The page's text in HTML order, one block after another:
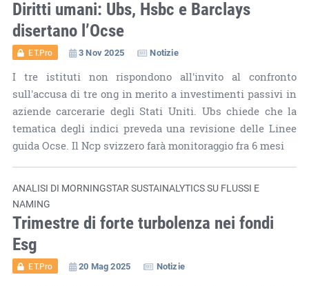
Diritti umani: Ubs, Hsbc e Barclays
disertano l’Ocse
ET.Pro 3 Nov 2025 Notizie
I tre istituti non rispondono all'invito al confronto
sull'accusa di tre ong in merito a investimenti passivi in
aziende carcerarie degli Stati Uniti. Ubs chiede che la
tematica degli indici preveda una revisione delle Linee
guida Ocse. Il Ncp svizzero farà monitoraggio fra 6 mesi
ANALISI DI MORNINGSTAR SUSTAINALYTICS SU FLUSSI E
NAMING
Trimestre di forte turbolenza nei fondi
Esg
ET.Pro 20 Mag 2025 Notizie